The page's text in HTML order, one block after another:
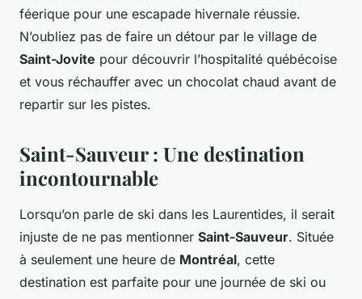
féerique pour une escapade hivernale réussie.
N’oubliez pas de faire un détour par le village de
Saint-Jovite pour découvrir l’hospitalité québécoise
et vous réchauffer avec un chocolat chaud avant de
repartir sur les pistes.
Saint-Sauveur : Une destination
incontournable
Lorsqu’on parle de ski dans les Laurentides, il serait
injuste de ne pas mentionner Saint-Sauveur. Située
à seulement une heure de Montréal, cette
destination est parfaite pour une journée de ski ou